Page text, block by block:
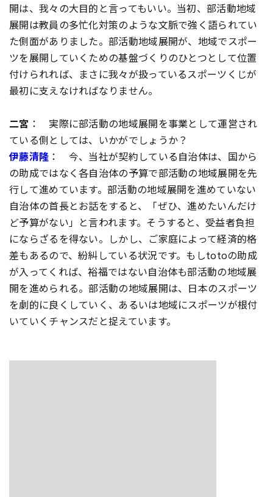
開は、我々の大目的と言ってもいい。当初、部活動地域
展開は教員の多忙化対策のような文脈で強く語られてい
た側面がありました。部活動地域展開が、地域でスポー
ツを展開していくための基盤づくりのひとつとして位置
付けられれば、まさに我々が扱っているスポーツくじが
最初に支えなければなりません。
二宮 ： 実際に部活動の地域展開を事業として運営され
ている側としては、いかがでしょうか？
伊藤清隆 ： 今、当社が契約している自治体は、国から
の助成ではなく各自治体の予算で部活動の地域展開を先
行して進めています。部活動の地域展開を進めていない
自治体の首長とお話をすると、「ぜひ、進めたいんだけ
ど予算がない」と言われます。そうすると、受益者負担
にならざるを得ない。しかし、ご家庭によって経済的格
差もあるので、紛糾している状況です。もしtotoの助成
が入ってくれば、裕福ではない自治体も部活動の地域展
開を進められる。部活動の地域展開は、日本のスポーツ
を劇的に良くしていく、あるいは地域にスポーツが根付
いていくチャンスだと捉えています。